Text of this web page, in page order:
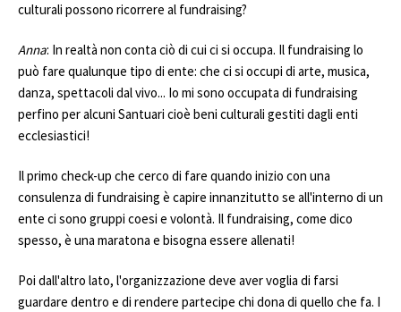
culturali possono ricorrere al fundraising?
Anna: In realtà non conta ciò di cui ci si occupa. Il fundraising lo
può fare qualunque tipo di ente: che ci si occupi di arte, musica,
danza, spettacoli dal vivo... Io mi sono occupata di fundraising
perfino per alcuni Santuari cioè beni culturali gestiti dagli enti
ecclesiastici!
Il primo check-up che cerco di fare quando inizio con una
consulenza di fundraising è capire innanzitutto se all'interno di un
ente ci sono gruppi coesi e volontà. Il fundraising, come dico
spesso, è una maratona e bisogna essere allenati!
Poi dall'altro lato, l'organizzazione deve aver voglia di farsi
guardare dentro e di rendere partecipe chi dona di quello che fa. I